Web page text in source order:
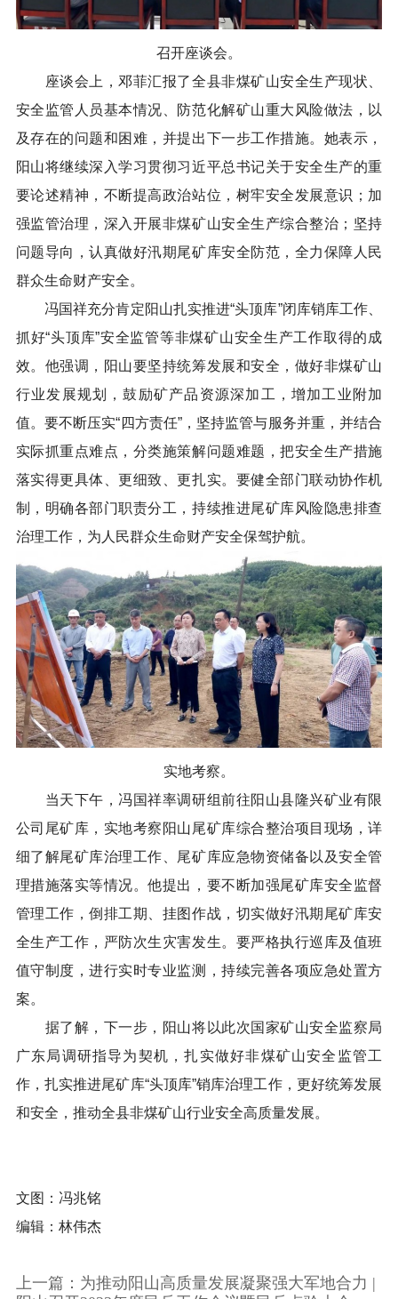
召开座谈会。
座谈会上，邓菲汇报了全县非煤矿山安全生产现状、
安全监管人员基本情况、防范化解矿山重大风险做法，以
及存在的问题和困难，并提出下一步工作措施。她表示，
阳山将继续深入学习贯彻习近平总书记关于安全生产的重
要论述精神，不断提高政治站位，树牢安全发展意识；加
强监管治理，深入开展非煤矿山安全生产综合整治；坚持
问题导向，认真做好汛期尾矿库安全防范，全力保障人民
群众生命财产安全。
冯国祥充分肯定阳山扎实推进“头顶库”闭库销库工作、
抓好“头顶库”安全监管等非煤矿山安全生产工作取得的成
效。他强调，阳山要坚持统筹发展和安全，做好非煤矿山
行业发展规划，鼓励矿产品资源深加工，增加工业附加
值。要不断压实“四方责任”，坚持监管与服务并重，并结合
实际抓重点难点，分类施策解问题难题，把安全生产措施
落实得更具体、更细致、更扎实。要健全部门联动协作机
制，明确各部门职责分工，持续推进尾矿库风险隐患排查
治理工作，为人民群众生命财产安全保驾护航。
实地考察。
当天下午，冯国祥率调研组前往阳山县隆兴矿业有限
公司尾矿库，实地考察阳山尾矿库综合整治项目现场，详
细了解尾矿库治理工作、尾矿库应急物资储备以及安全管
理措施落实等情况。他提出，要不断加强尾矿库安全监督
管理工作，倒排工期、挂图作战，切实做好汛期尾矿库安
全生产工作，严防次生灾害发生。要严格执行巡库及值班
值守制度，进行实时专业监测，持续完善各项应急处置方
案。
据了解，下一步，阳山将以此次国家矿山安全监察局
广东局调研指导为契机，扎实做好非煤矿山安全监管工
作，扎实推进尾矿库“头顶库”销库治理工作，更好统筹发展
和安全，推动全县非煤矿山行业安全高质量发展。
文图：冯兆铭
编辑：林伟杰
上一篇：为推动阳山高质量发展凝聚强大军地合力 |